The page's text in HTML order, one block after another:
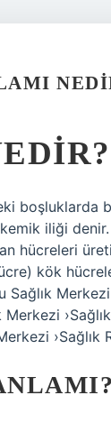
boşluklarda
kemik iliği
hücreleri
kök
Sağlık
Merkezi
›Sağlık